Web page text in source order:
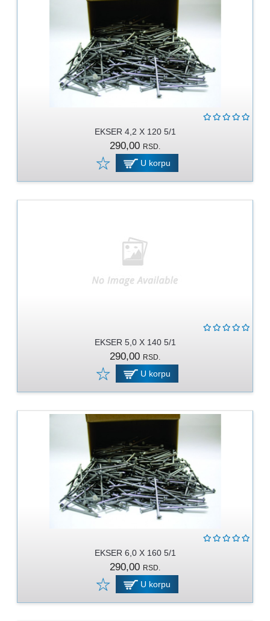
EKSER 4,2 X 120 5/1
290,00 RSD.
U korpu
EKSER 5,0 X 140 5/1
290,00 RSD.
U korpu
EKSER 6,0 X 160 5/1
290,00 RSD.
U korpu